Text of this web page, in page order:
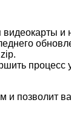
и
процесс
и позволит